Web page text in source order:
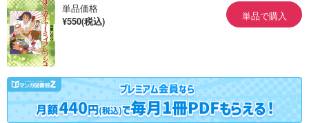
単品価格
¥550(税込)
単品で購入